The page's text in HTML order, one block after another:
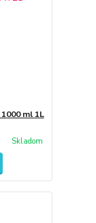
ml 1L
Skladom